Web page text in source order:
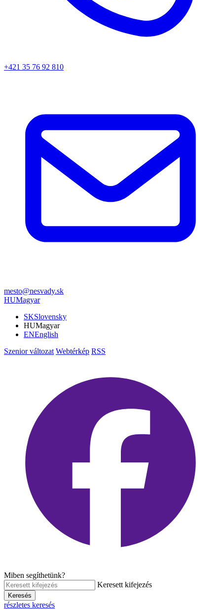
+421 35 76 92 810
mesto@nesvady.sk
HUMagyar
SKSlovensky
HUMagyar
ENEnglish
Szenior változat Webtérkép RSS
Miben segíthetünk?
Keresett kifejezés
Keresés
részletes keresés